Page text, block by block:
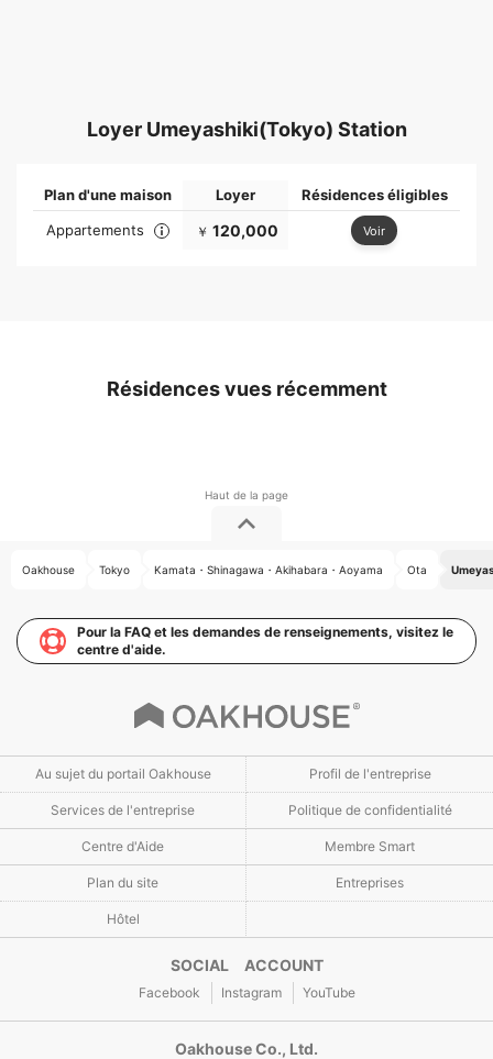
Loyer Umeyashiki(Tokyo) Station
Plan d'une maison Loyer
Résidences éligibles
Appartements
￥ 120,000 Voir
Résidences vues récemment
Oakhouse Tokyo Kamata・Shinagawa・Akihabara・Aoyama Ota
Pour la FAQ et les demandes de renseignements, visitez le
centre d'aide.
Au sujet du portail Oakhouse Profil de l'entreprise
Services de l'entreprise Politique de confidentialité
Centre d'Aide Membre Smart
Plan du site Entreprises
Hôtel
SOCIAL ACCOUNT
Facebook Instagram YouTube
Oakhouse Co., Ltd.